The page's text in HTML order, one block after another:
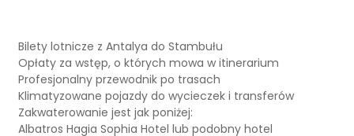
Bilety lotnicze z Antalya do Stambułu
Opłaty za wstęp, o których mowa w itinerarium
Profesjonalny przewodnik po trasach
Klimatyzowane pojazdy do wycieczek i transferów
Zakwaterowanie jest jak poniżej:
Albatros Hagia Sophia Hotel lub podobny hotel